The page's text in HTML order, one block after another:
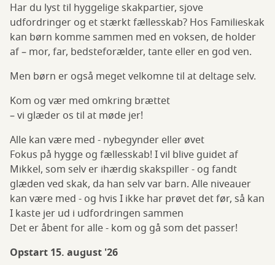
Har du lyst til hyggelige skakpartier, sjove
udfordringer og et stærkt fællesskab? Hos Familieskak
kan børn komme sammen med en voksen, de holder
af – mor, far, bedsteforælder, tante eller en god ven.
Men børn er også meget velkomne til at deltage selv.
Kom og vær med omkring brættet
– vi glæder os til at møde jer!
Alle kan være med - nybegynder eller øvet
Fokus på hygge og fællesskab! I vil blive guidet af
Mikkel, som selv er ihærdig skakspiller - og fandt
glæden ved skak, da han selv var barn. Alle niveauer
kan være med - og hvis I ikke har prøvet det før, så kan
I kaste jer ud i udfordringen sammen
Det er åbent for alle - kom og gå som det passer!
Opstart 15. august '26